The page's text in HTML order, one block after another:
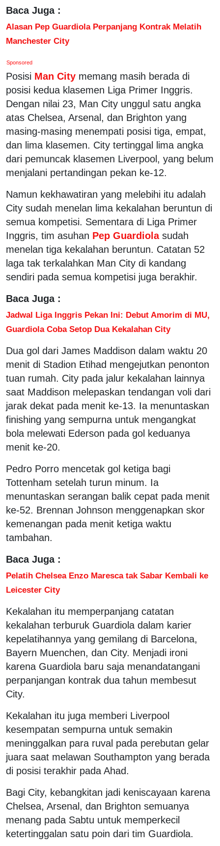
Baca Juga :
Alasan Pep Guardiola Perpanjang Kontrak Melatih
Manchester City
Sponsored
Posisi Man City memang masih berada di
posisi kedua klasemen Liga Primer Inggris.
Dengan nilai 23, Man City unggul satu angka
atas Chelsea, Arsenal, dan Brighton yang
masing-masing menempati posisi tiga, empat,
dan lima klasemen. City tertinggal lima angka
dari pemuncak klasemen Liverpool, yang belum
menjalani pertandingan pekan ke-12.
Namun kekhawatiran yang melebihi itu adalah
City sudah menelan lima kekalahan beruntun di
semua kompetisi. Sementara di Liga Primer
Inggris, tim asuhan Pep Guardiola sudah
menelan tiga kekalahan beruntun. Catatan 52
laga tak terkalahkan Man City di kandang
sendiri pada semua kompetisi juga berakhir.
Baca Juga :
Jadwal Liga Inggris Pekan Ini: Debut Amorim di MU,
Guardiola Coba Setop Dua Kekalahan City
Dua gol dari James Maddison dalam waktu 20
menit di Stadion Etihad mengejutkan penonton
tuan rumah. City pada jalur kekalahan lainnya
saat Maddison melepaskan tendangan voli dari
jarak dekat pada menit ke-13. Ia menuntaskan
finishing yang sempurna untuk mengangkat
bola melewati Ederson pada gol keduanya
menit ke-20.
Pedro Porro mencetak gol ketiga bagi
Tottenham setelah turun minum. Ia
menuntaskan serangan balik cepat pada menit
ke-52. Brennan Johnson menggenapkan skor
kemenangan pada menit ketiga waktu
tambahan.
Baca Juga :
Pelatih Chelsea Enzo Maresca tak Sabar Kembali ke
Leicester City
Kekalahan itu memperpanjang catatan
kekalahan terburuk Guardiola dalam karier
kepelatihannya yang gemilang di Barcelona, ​​
Bayern Muenchen, dan City. Menjadi ironi
karena Guardiola baru saja menandatangani
perpanjangan kontrak dua tahun membesut
City.
Kekalahan itu juga memberi Liverpool
kesempatan sempurna untuk semakin
meninggalkan para ruval pada perebutan gelar
juara saat melawan Southampton yang berada
di posisi terakhir pada Ahad.
Bagi City, kebangkitan jadi keniscayaan karena
Chelsea, Arsenal, dan Brighton semuanya
menang pada Sabtu untuk memperkecil
ketertinggalan satu poin dari tim Guardiola.